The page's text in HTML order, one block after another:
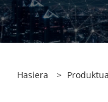
Hasiera >